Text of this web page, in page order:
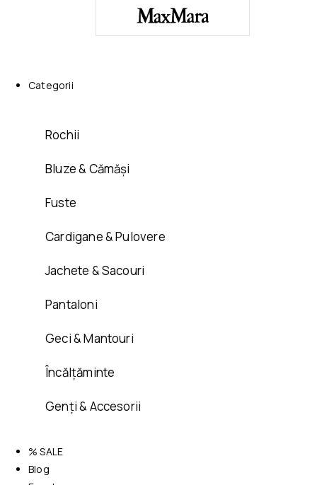
Categorii
Rochii
Bluze & Cămăși
Fuste
Cardigane & Pulovere
Jachete & Sacouri
Pantaloni
Geci & Mantouri
Încălțăminte
Genți & Accesorii
% SALE
Blog